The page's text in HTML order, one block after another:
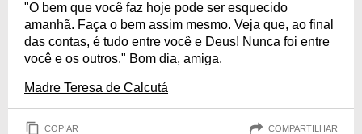
"O bem que você faz hoje pode ser esquecido
amanhã. Faça o bem assim mesmo. Veja que, ao final
das contas, é tudo entre você e Deus! Nunca foi entre
você e os outros." Bom dia, amiga.
Madre Teresa de Calcutá
COPIAR COMPARTILHAR